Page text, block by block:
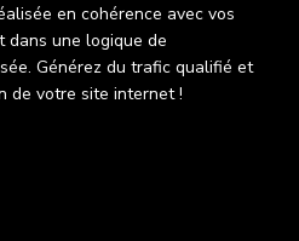
en cohérence avec vos
dans une logique de
Générez du trafic qualifié et
de votre site internet !